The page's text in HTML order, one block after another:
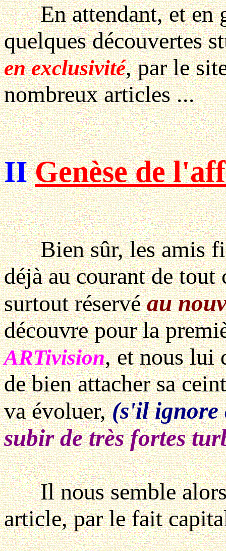
En attendant, et en
quelques découvertes
en exclusivité, par le
nombreux articles ...
IIGenèse de
Bien sûr, les amis
déjà au courant de tout
surtout réservéau
découvre pour la
ARTivision, et nous lui
de bien attacher sa
va évoluer,(s'il ignore
subir de très fortes
Il nous semble alors,
article, par le fait